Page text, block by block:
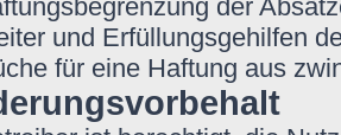
der
und Erfüllungsgehilfen
für eine Haftung aus